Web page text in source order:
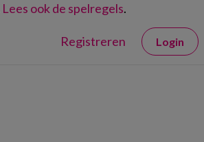
Lees ook de spelregels.
Registreren Login